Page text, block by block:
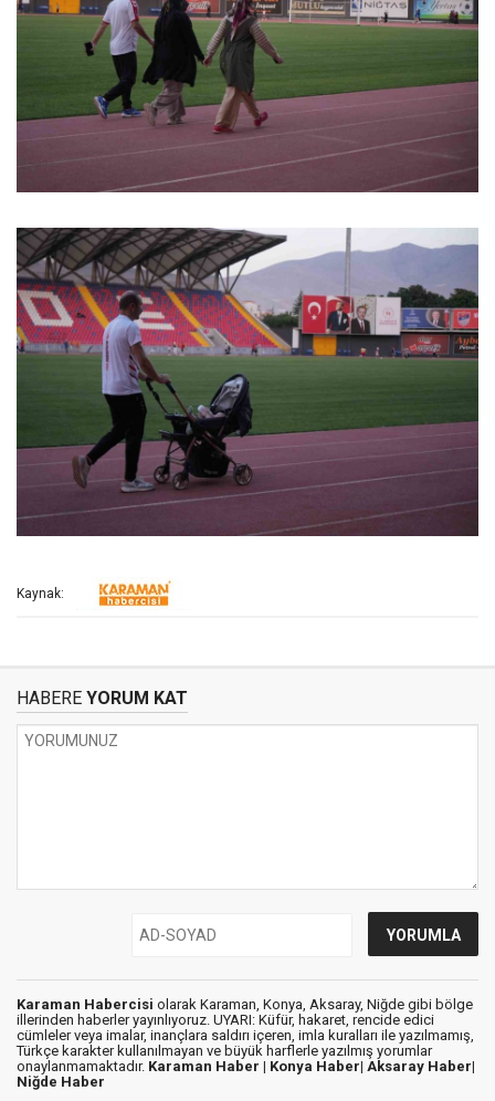
Kaynak:
HABERE YORUM KAT
Karaman Habercisi olarak Karaman, Konya, Aksaray, Niğde gibi bölge
illerinden haberler yayınlıyoruz. UYARI: Küfür, hakaret, rencide edici
cümleler veya imalar, inançlara saldırı içeren, imla kuralları ile yazılmamış,
Türkçe karakter kullanılmayan ve büyük harflerle yazılmış yorumlar
onaylanmamaktadır. Karaman Haber | Konya Haber| Aksaray Haber|
Niğde Haber